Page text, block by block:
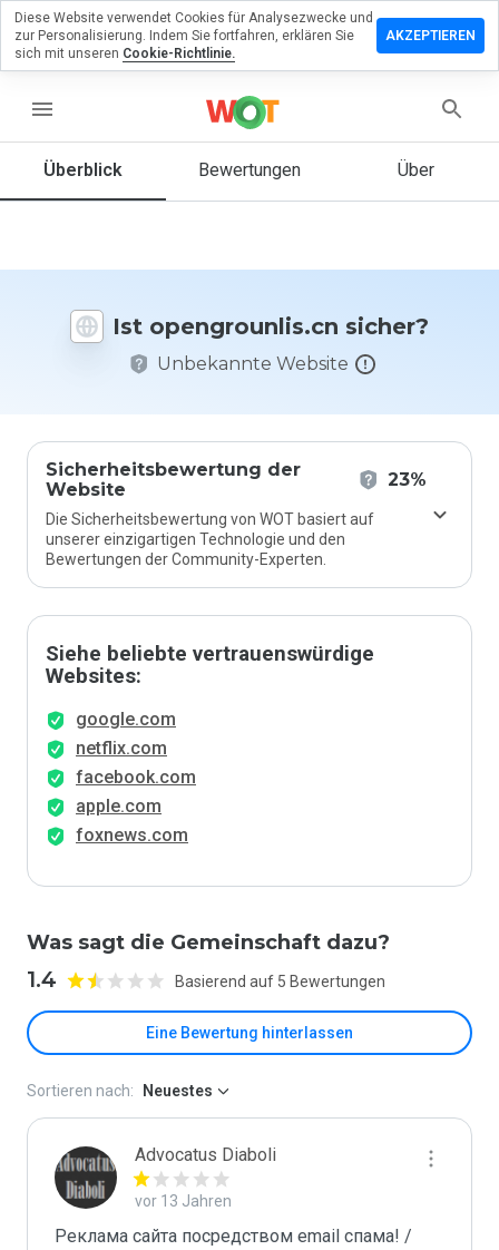
menu
Überblick Bewertungen Über
Ist opengrounlis.cn sicher?
Unbekannte Website
Sicherheitsbewertung der
Website
23%
Die Sicherheitsbewertung von WOT basiert auf
unserer einzigartigen Technologie und den
Bewertungen der Community-Experten.
Siehe beliebte vertrauenswürdige
Websites:
google.com
netflix.com
facebook.com
apple.com
foxnews.com
Was sagt die Gemeinschaft dazu?
1.4 Basierend auf 5 Bewertungen
Eine Bewertung hinterlassen
zu
Sie diese
auf einer
Skala von
1 bis 5
Sortieren nach: Neuestes
Advocatus Diaboli
vor 13 Jahren
Реклама сайта посредством email спама! /
Diese Website verwendet Cookies für Analysezwecke und
zur Personalisierung. Indem Sie fortfahren, erklären Sie
sich mit unseren Cookie-Richtlinie.
AKZEPTIEREN